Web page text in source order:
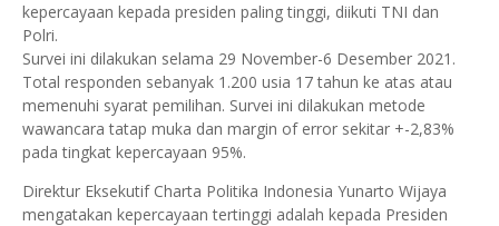
kepercayaan kepada presiden paling tinggi, diikuti TNI dan
Polri.
Survei ini dilakukan selama 29 November-6 Desember 2021.
Total responden sebanyak 1.200 usia 17 tahun ke atas atau
memenuhi syarat pemilihan. Survei ini dilakukan metode
wawancara tatap muka dan margin of error sekitar +-2,83%
pada tingkat kepercayaan 95%.
Direktur Eksekutif Charta Politika Indonesia Yunarto Wijaya
mengatakan kepercayaan tertinggi adalah kepada Presiden